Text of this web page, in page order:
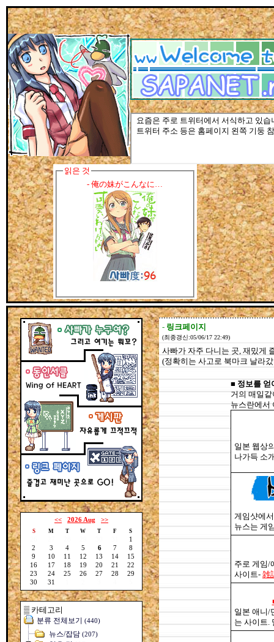
읽은 것
- 俺の妹がこんなに…
<< 2026 Aug >>
S M T W T F S
1
2
3 4 5 6 7
8
9
10 11 12 13 14
15
16
17 18 19 20 21
22
23
24 25 26 27 28
29
30
31
▒ 카테고리
분류 전체보기 (440)
뉴스/잡담 (207)
- 링크페이지
(최종갱신:05/06/17 22:49)
사빠가 자주 다니는 곳, 재밌게
(정확히는 사고로 북마크 날라
■ 정보를 얻
거의 매일
뉴스란에서
일본 웹상
나가득 소
게임샷에
뉴스는 게
주로 게임/
사이트- 雑
일본 애니/
는 사이트.